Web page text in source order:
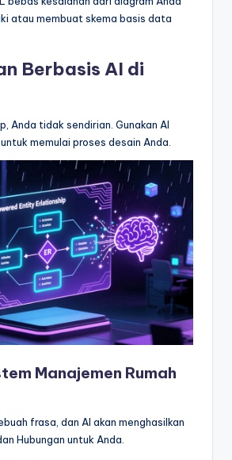
atau membuat skema basis data
Berbasis AI di
Anda tidak sendirian. Gunakan AI
memulai proses desain Anda.
Manajemen Rumah
frasa, dan AI akan menghasilkan
Hubungan untuk Anda.